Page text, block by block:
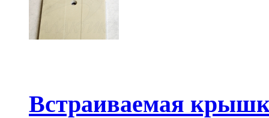
Встраиваемая